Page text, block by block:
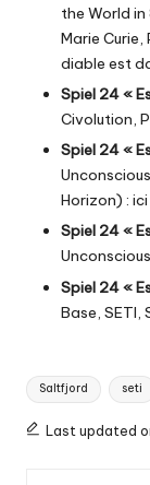
the World
Marie
diable est
Spiel 24 «
Civolution,
Spiel 24 «
Horizon) : ici
Spiel 24 «
Spiel 24 «
Base, SETI,
Tags:
Saltfjord seti
Last updated